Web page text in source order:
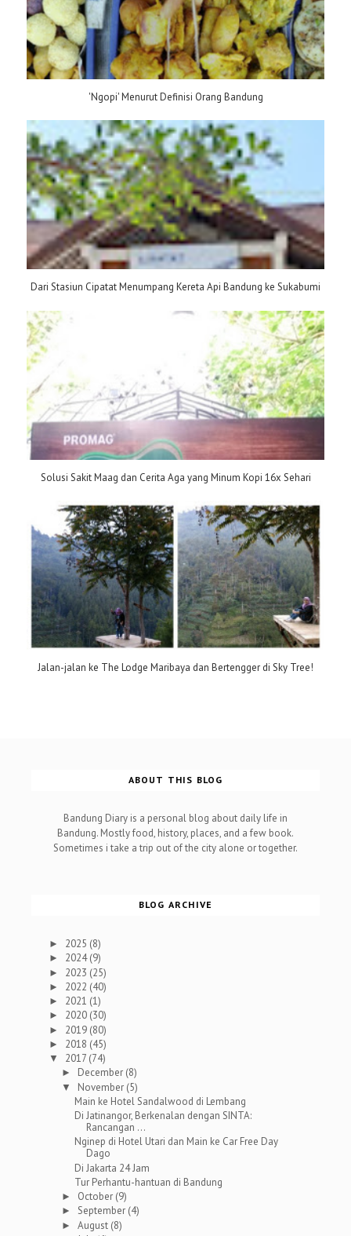
'Ngopi' Menurut Definisi Orang Bandung
Dari Stasiun Cipatat Menumpang Kereta Api Bandung ke Sukabumi
Solusi Sakit Maag dan Cerita Aga yang Minum Kopi 16x Sehari
Jalan-jalan ke The Lodge Maribaya dan Bertengger di Sky Tree!
ABOUT THIS BLOG
Bandung Diary is a personal blog about daily life in
Bandung. Mostly food, history, places, and a few book.
Sometimes i take a trip out of the city alone or together.
BLOG ARCHIVE
► 2025 (8)
► 2024(9)
► 2023 (25)
► 2022 (40)
► 2021 (1)
► 2020 (30)
► 2019 (80)
► 2018 (45)
▼ 2017 (74)
► December (8)
▼ November (5)
Main ke Hotel Sandalwood di Lembang
Di Jatinangor, Berkenalan dengan SINTA:
Rancangan ...
Nginep di Hotel Utari dan Main ke Car Free Day
Dago
Di Jakarta 24 Jam
Tur Perhantu-hantuan di Bandung
► October (9)
►September (4)
►August (8)